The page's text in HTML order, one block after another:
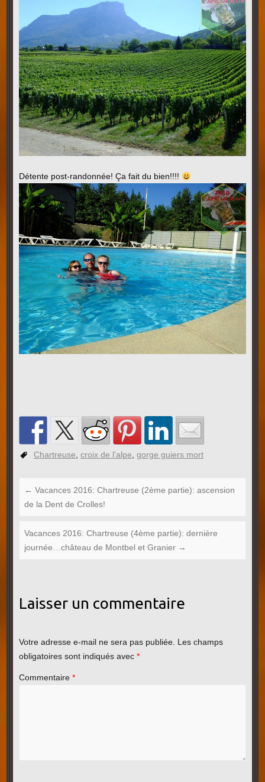
Détente post-randonnée! Ça fait du bien!!!!
Chartreuse, croix de l'alpe, gorge guiers mort
← Vacances 2016: Chartreuse (2ème partie): ascension
de la Dent de Crolles!
Vacances 2016: Chartreuse (4ème partie): dernière
journée…château de Montbel et Granier →
Laisser un commentaire
Votre adresse e-mail ne sera pas publiée. Les champs
obligatoires sont indiqués avec *
Commentaire *